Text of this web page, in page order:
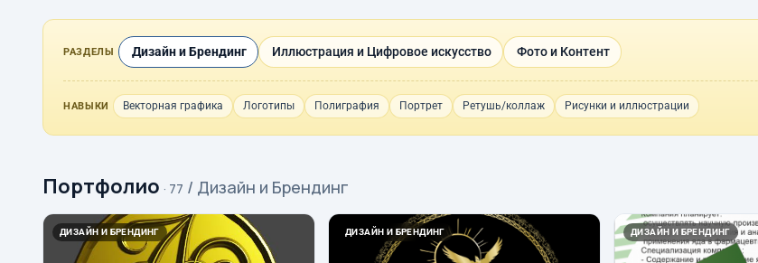
РАЗДЕЛЫ Дизайн и Брендинг Иллюстрация и Цифровое искусство Фото и Контент
НАВЫКИ Векторная графика Логотипы Полиграфия Портрет Ретушь/коллаж Рисунки и иллюстрации
Портфолио · 77 / Дизайн и Брендинг
ДИЗАЙН И БРЕНДИНГ ДИЗАЙН И БРЕНДИНГ ДИЗАЙН И БРЕНДИНГ